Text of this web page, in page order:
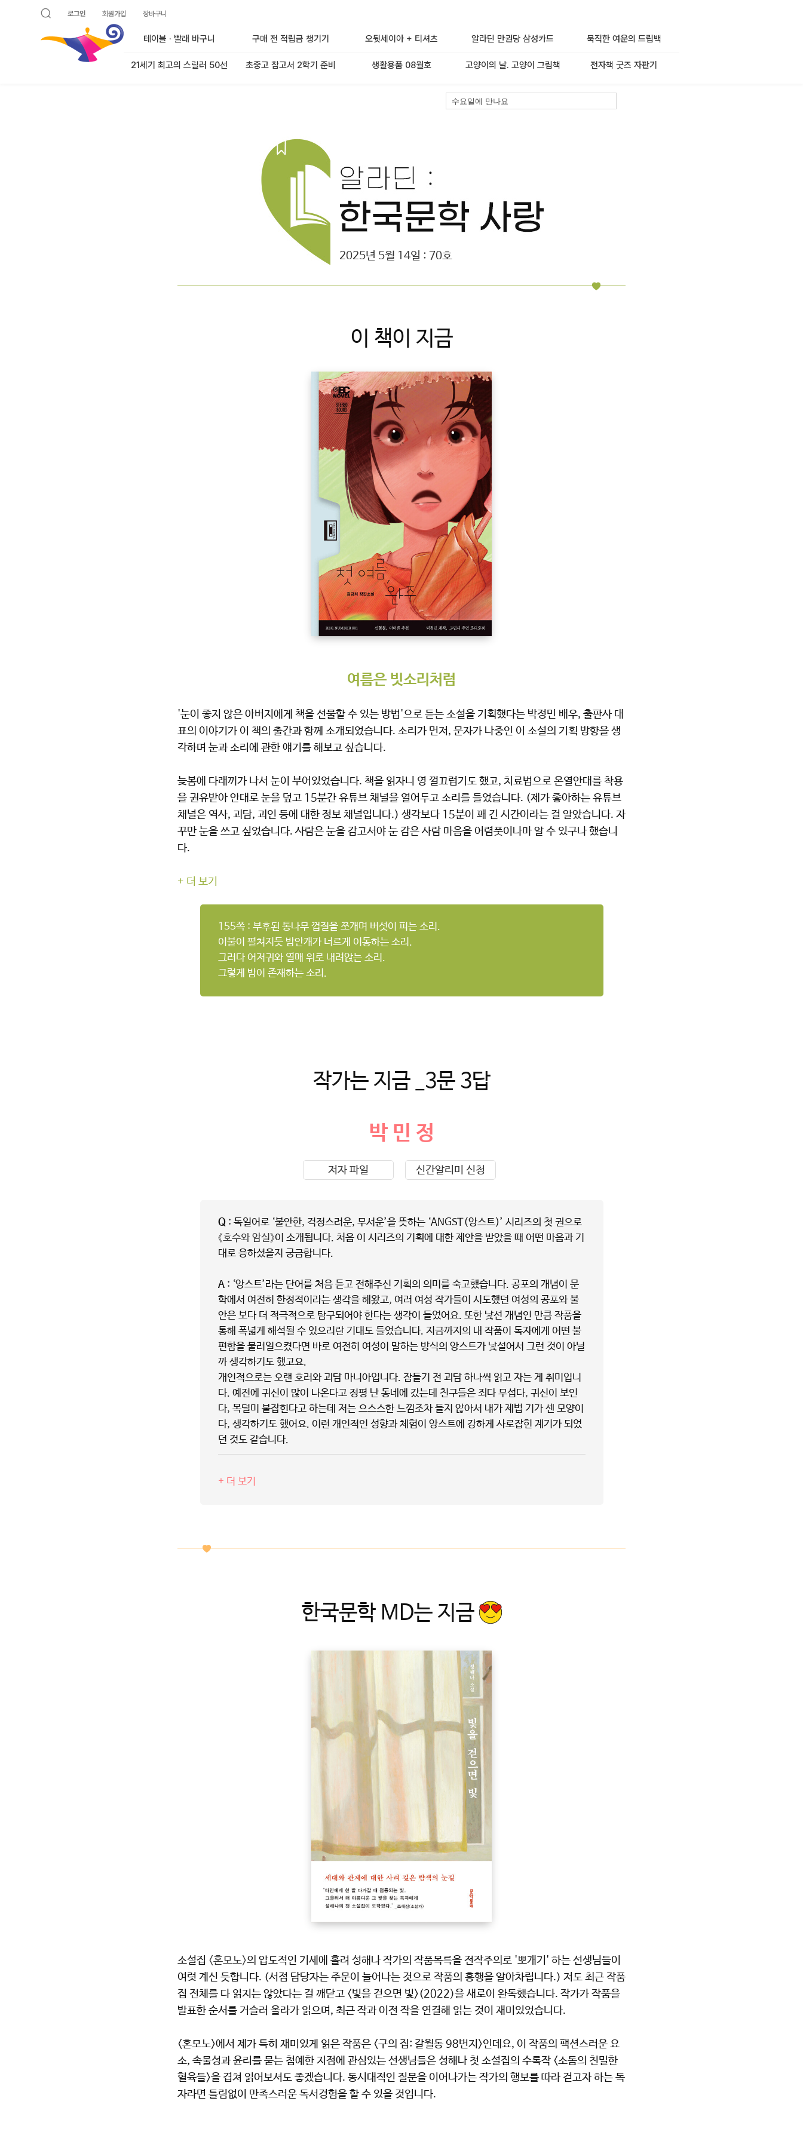
로그인 회원가입 장바구니
테이블 · 빨래 바구니 구매 전 적립금 챙기기 오뒷세이아 + 티셔츠 알라딘 만권당 삼성카드 묵직한 여운의 드립백
21세기 최고의 스릴러 50선 초중고 참고서 2학기 준비 생활용품 08월호 고양이의 날. 고양이 그림책 전자책 굿즈 자판기
2025년 5월 14일 : 70호
이 책이 지금
여름은 빗소리처럼
'눈이 좋지 않은 아버지에게 책을 선물할 수 있는 방법'으로 듣는 소설을 기획했다는 박정민 배우, 출판사 대
표의 이야기가 이 책의 출간과 함께 소개되었습니다. 소리가 먼저, 문자가 나중인 이 소설의 기획 방향을 생
각하며 눈과 소리에 관한 얘기를 해보고 싶습니다.
늦봄에 다래끼가 나서 눈이 부어있었습니다. 책을 읽자니 영 껄끄럽기도 했고, 치료법으로 온열안대를 착용
을 권유받아 안대로 눈을 덮고 15분간 유튜브 채널을 열어두고 소리를 들었습니다. (제가 좋아하는 유튜브
채널은 역사, 괴담, 괴인 등에 대한 정보 채널입니다.) 생각보다 15분이 꽤 긴 시간이라는 걸 알았습니다. 자
꾸만 눈을 쓰고 싶었습니다. 사람은 눈을 감고서야 눈 감은 사람 마음을 어렴풋이나마 알 수 있구나 했습니
다.
+ 더 보기
155쪽 : 부후된 통나무 껍질을 쪼개며 버섯이 피는 소리.
이불이 펼쳐지듯 밤안개가 너르게 이동하는 소리.
그러다 어저귀와 열매 위로 내려앉는 소리.
그렇게 밤이 존재하는 소리.
작가는 지금 _3문 3답
박 민 정
저자 파일 신간알리미 신청
Q: 독일어로 ‘불안한, 걱정스러운, 무서운’을 뜻하는 ‘ANGST(앙스트)’ 시리즈의 첫 권으로
《호수와 암실》이 소개됩니다. 처음 이 시리즈의 기획에 대한 제안을 받았을 때 어떤 마음과 기
대로 응하셨을지 궁금합니다.
A: ‘앙스트’라는 단어를 처음 듣고 전해주신 기획의 의미를 숙고했습니다. 공포의 개념이 문
학에서 여전히 한정적이라는 생각을 해왔고, 여러 여성 작가들이 시도했던 여성의 공포와 불
안은 보다 더 적극적으로 탐구되어야 한다는 생각이 들었어요. 또한 낯선 개념인 만큼 작품을
통해 폭넓게 해석될 수 있으리란 기대도 들었습니다. 지금까지의 내 작품이 독자에게 어떤 불
편함을 불러일으켰다면 바로 여전히 여성이 말하는 방식의 앙스트가 낯설어서 그런 것이 아닐
까 생각하기도 했고요.
개인적으로는 오랜 호러와 괴담 마니아입니다. 잠들기 전 괴담 하나씩 읽고 자는 게 취미입니
다. 예전에 귀신이 많이 나온다고 정평 난 동네에 갔는데 친구들은 죄다 무섭다, 귀신이 보인
다, 목덜미 붙잡힌다고 하는데 저는 으스스한 느낌조차 들지 않아서 내가 제법 기가 센 모양이
다, 생각하기도 했어요. 이런 개인적인 성향과 체험이 앙스트에 강하게 사로잡힌 계기가 되었
던 것도 같습니다.
+ 더 보기
한국문학 MD는 지금
소설집 <혼모노>의 압도적인 기세에 홀려 성해나 작가의 작품목륵을 전작주의로 '뽀개기' 하는 선생님들이
여럿 계신 듯합니다. (서점 담당자는 주문이 늘어나는 것으로 작품의 흥행을 알아차립니다.) 저도 최근 작품
집 전체를 다 읽지는 않았다는 걸 깨닫고 <빛을 걷으면 빛>(2022)을 새로이 완독했습니다. 작가가 작품을
발표한 순서를 거슬러 올라가 읽으며, 최근 작과 이전 작을 연결해 읽는 것이 재미있었습니다.
<혼모노>에서 제가 특히 재미있게 읽은 작품은 <구의 집: 갈월동 98번지>인데요, 이 작품의 팩션스러운 요
소, 속물성과 윤리를 묻는 첨예한 지점에 관심있는 선생님들은 성해나 첫 소설집의 수록작 <소돔의 친밀한
혈육들>을 겹쳐 읽어보셔도 좋겠습니다. 동시대적인 질문을 이어나가는 작가의 행보를 따라 걷고자 하는 독
자라면 틀림없이 만족스러운 독서경험을 할 수 있을 것입니다.